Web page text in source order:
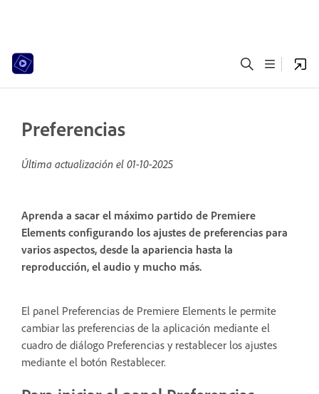
Preferencias
Última actualización el 01-10-2025
Aprenda a sacar el máximo partido de Premiere
Elements configurando los ajustes de preferencias para
varios aspectos, desde la apariencia hasta la
reproducción, el audio y mucho más.
El panel Preferencias de Premiere Elements le permite
cambiar las preferencias de la aplicación mediante el
cuadro de diálogo Preferencias y restablecer los ajustes
mediante el botón Restablecer.